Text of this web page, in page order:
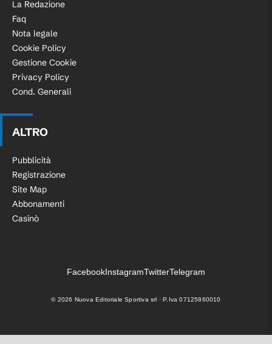
La Redazione
Faq
Nota legale
Cookie Policy
Gestione Cookie
Privacy Policy
Cond. Generali
ALTRO
Pubblicità
Registrazione
Site Map
Abbonamenti
Casinò
FacebookInstagramTwitterTelegram
© 2026 Nuova Editoriale Sportiva srl · P.Iva 07125860010